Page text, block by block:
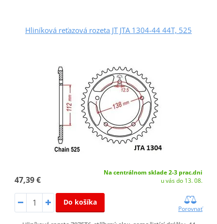
Hliníková reťazová rozeta JT JTA 1304-44 44T, 525
47,39 €
Na centrálnom sklade 2-3 prac.dni
u vás do 13. 08.
Do košíka
Porovnať